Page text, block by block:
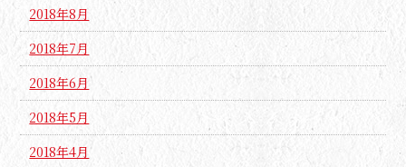
2018年8月
2018年7月
2018年6月
2018年5月
2018年4月